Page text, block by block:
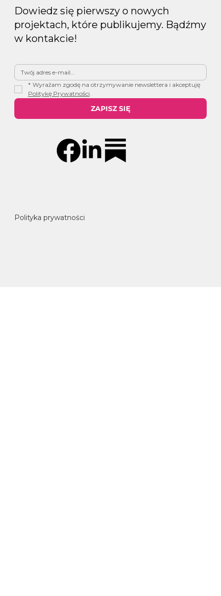
Polityka prywatności
Dowiedz się pierwszy o nowych
projektach, które publikujemy. Bądźmy
w kontakcie!
*
Wyrażam zgodę na otrzymywanie newslettera i akceptuję
Politykę Prywatności.
ZAPISZ SIĘ